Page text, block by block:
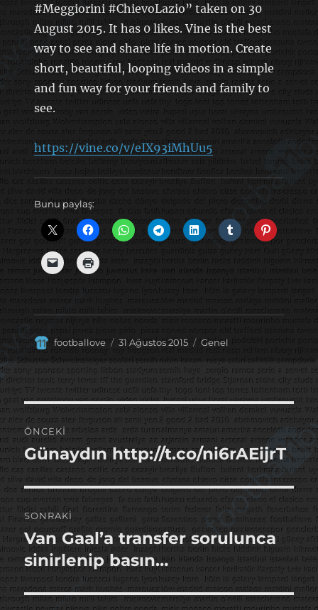
#Meggiorini #ChievoLazio” taken on 30
August 2015. It has 0 likes. Vine is the best
way to see and share life in motion. Create
short, beautiful, looping videos in a simple
and fun way for your friends and family to
see.
https://vine.co/v/eIX93iMhUu5
Bunu paylaş:
Yazar
footballove
Yayın
tarihi
31 Ağustos 2015 Kategoriler
Genel
Yazı
gezinmesi
ÖNCEKI
Önceki
yazı:
Günaydın http://t.co/ni6rAEijrT
SONRAKI
Sonraki
yazı:
Van Gaal’a transfer sorulunca
sinirlenip basın…